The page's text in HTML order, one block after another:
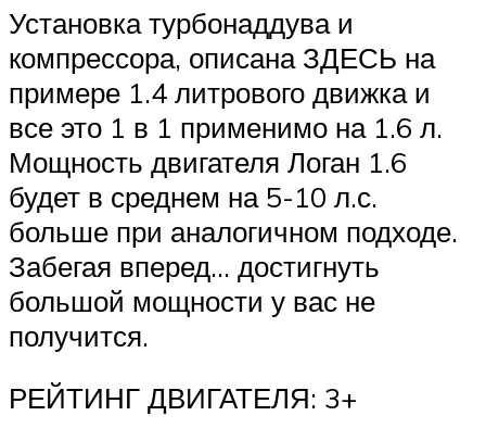
Установка турбонаддува и
компрессора, описана ЗДЕСЬ на
примере 1.4 литрового движка и
все это 1 в 1 применимо на 1.6 л.
Мощность двигателя Логан 1.6
будет в среднем на 5-10 л.с.
больше при аналогичном подходе.
Забегая вперед… достигнуть
большой мощности у вас не
получится.
РЕЙТИНГ ДВИГАТЕЛЯ: 3+